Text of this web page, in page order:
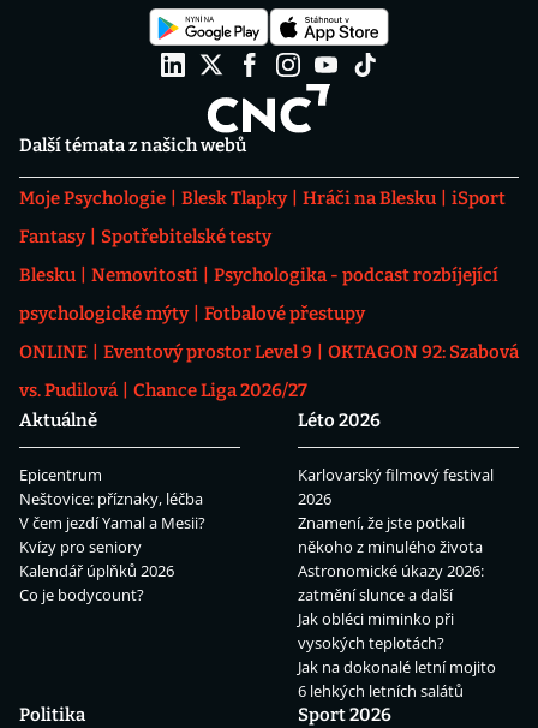
Další témata z našich webů
Moje Psychologie Blesk Tlapky Hráči na Blesku
iSport
Fantasy
Spotřebitelské testy
Blesku
Nemovitosti
Psychologika - podcast rozbíjející
psychologické mýty
Fotbalové přestupy
ONLINE
Eventový prostor Level 9
OKTAGON 92: Szabová
vs. Pudilová
Chance Liga 2026/27
Aktuálně
Epicentrum
Neštovice: příznaky, léčba
V čem jezdí Yamal a Mesii?
Kvízy pro seniory
Kalendář úplňků 2026
Co je bodycount?
Léto 2026
Karlovarský filmový festival
2026
Znamení, že jste potkali
někoho z minulého života
Astronomické úkazy 2026:
zatmění slunce a další
Jak obléci miminko při
vysokých teplotách?
Jak na dokonalé letní mojito
6 lehkých letních salátů
Politika
Sport 2026